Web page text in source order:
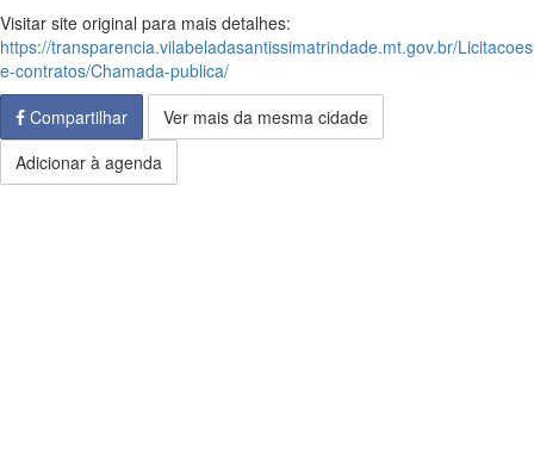
Visitar site original para mais detalhes:
https://transparencia.vilabeladasantissimatrindade.mt.gov.br/
e-contratos/Chamada-publica/
Compartilhar
Ver mais da mesma cidade
Adicionar à agenda